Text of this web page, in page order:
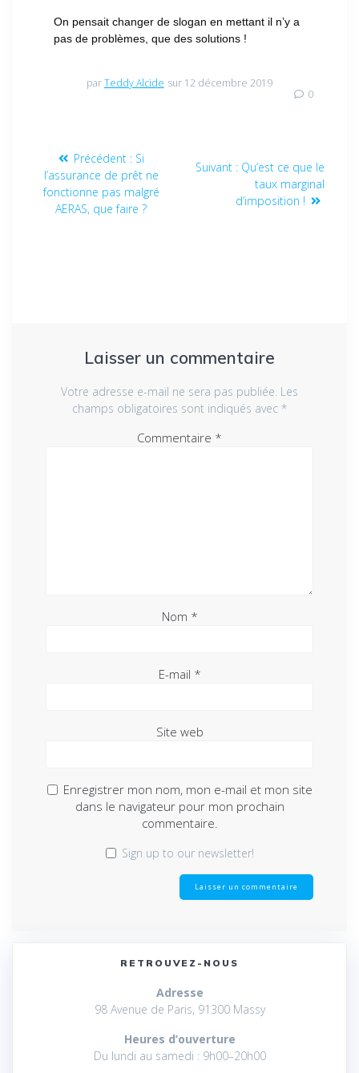
On pensait changer de slogan en mettant il n’y a
pas de problèmes, que des solutions !
parTeddy Alcide sur 12 décembre 2019
0
Précédent : Si
l’assurance de prêt ne
fonctionne pas malgré
AERAS, que faire ?
Suivant : Qu’est ce que le
taux marginal
d’imposition !
Laisser un commentaire
Votre adresse e-mail ne sera pas publiée. Les
champs obligatoires sont indiqués avec *
Commentaire *
Nom *
E-mail *
Site web
Enregistrer mon nom, mon e-mail et mon site
dans le navigateur pour mon prochain
commentaire.
Sign up to our newsletter!
RETROUVEZ-NOUS
Adresse
98 Avenue de Paris, 91300 Massy
Heures d’ouverture
Du lundi au samedi : 9h00–20h00